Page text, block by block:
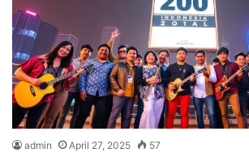
admin April 27, 2025 57